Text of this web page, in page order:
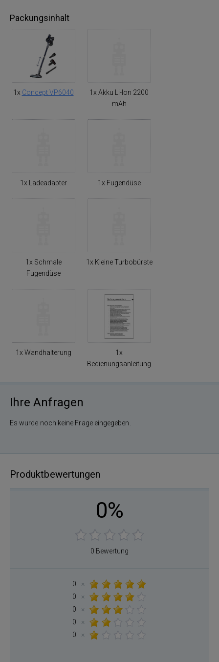
Packungsinhalt
1x Concept VP6040
1x Akku Li-Ion 2200
mAh
1x Ladeadapter 1x Fugendüse
1x Schmale
Fugendüse
1x Kleine Turbobürste
1x Wandhalterung
1x
Bedienungsanleitung
Ihre Anfragen
Es wurde noch keine Frage eingegeben.
Produktbewertungen
0%
0 Bewertung
0
×
0
×
0
×
0
×
0
×